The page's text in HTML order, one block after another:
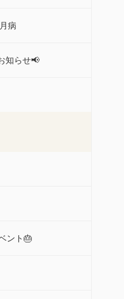
病
知らせ📢
ント🎂